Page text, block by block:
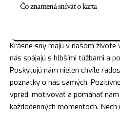
Čo znamená snívať o karta
Krásne sny majú v našom
nás spájajú s hlbšími túžbami a
Poskytujú nám nielen chvíle
poznatky o nás samých.
vpred, motivovať a pomáhať
každodenných momentoch.